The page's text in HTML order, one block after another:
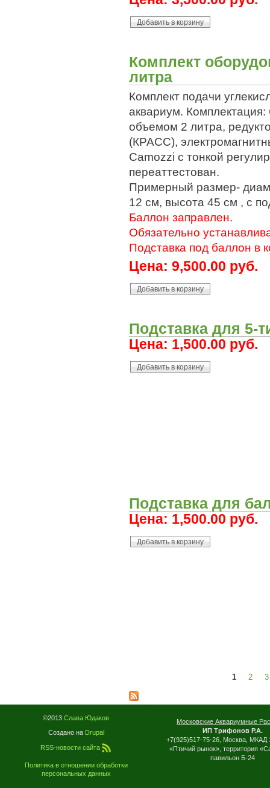
Комплект
литра
Комплект подачи
аквариум.
объемом 2 литра,
(КРАСС),
Camozzi с тонкой
переаттестован.
Примерный размер-
12 см, высота 45 см , с
Баллон заправлен.
Обязательно
Подставка под баллон в
Цена: 9,500.00 руб.
Подставка для 5-
Цена: 1,500.00 руб.
Подставка для
Цена: 1,500.00 руб.
1 2 3
©2013 Слава Юдаков
Создано на Drupal
RSS-новости сайта
Политика в отношении обработки
персональных данных
Московские Аквариумные
ИП Трифонов Р.А.
+7(925)517-75-26, Москва, МКАД
«Птичий рынок», территория
павильон Б-24